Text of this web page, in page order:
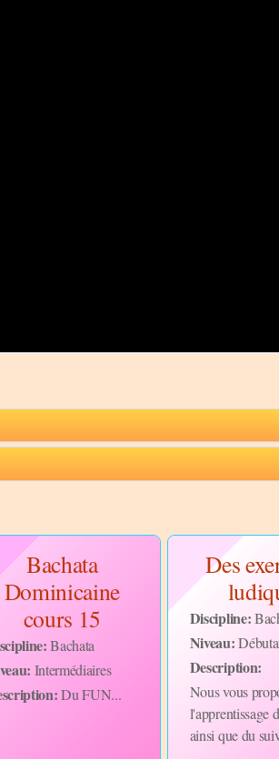
Bachata
Dominicaine
cours 15
Bachata
Intermédiaires
Du FUN...
Des
Discipline:
Niveau:
Description:
Nous vous
l'apprentissage
ainsi que du